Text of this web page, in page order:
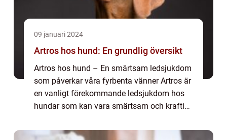
09 januari 2024
Artros hos hund: En grundlig översikt
Artros hos hund – En smärtsam ledsjukdom
som påverkar våra fyrbenta vänner Artros är
en vanligt förekommande ledsjukdom hos
hundar som kan vara smärtsam och kraftigt
kommer vi att ge en omfattande öve...